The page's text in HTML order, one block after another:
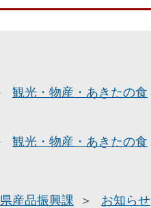
観光・物産・あきたの食
観光・物産・あきたの食
県産品振興課 お知らせ